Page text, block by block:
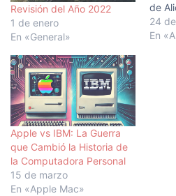
Revisión del Año 2022
1 de enero
En «General»
de
24
En
Apple vs IBM: La Guerra
que Cambió la Historia de
la Computadora Personal
15 de marzo
En «Apple Mac»